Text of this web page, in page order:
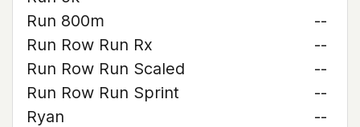
Run 800m
--
Run Row Run Rx
--
Run Row Run Scaled
--
Run Row Run Sprint
--
Ryan
--